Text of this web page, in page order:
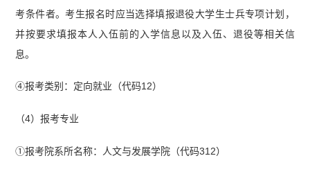
考条件者。考生报名时应当选择填报退役大学生士兵专项计划，
并按要求填报本人入伍前的入学信息以及入伍、退役等相关信
息。
④报考类别：定向就业（代码12）
（4）报考专业
①报考院系所名称：人文与发展学院（代码312）